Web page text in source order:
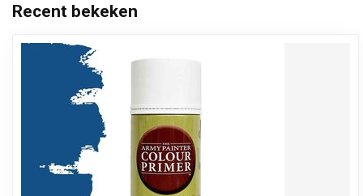
Recent bekeken